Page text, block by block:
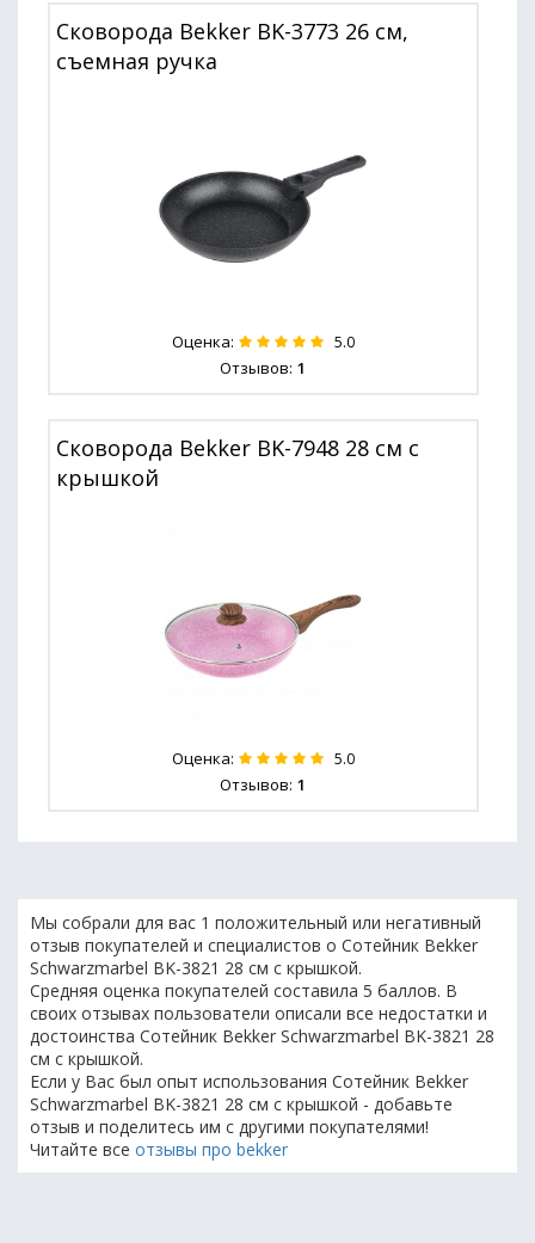
Сковорода Bekker BK-3773 26 см,
съемная ручка
Оценка: 5.0
Отзывов: 1
Сковорода Bekker BK-7948 28 см с
крышкой
Оценка: 5.0
Отзывов: 1
Мы собрали для вас 1 положительный или негативный
отзыв покупателей и специалистов о Сотейник Bekker
Schwarzmarbel BK-3821 28 см с крышкой.
Средняя оценка покупателей составила 5 баллов. В
своих отзывах пользователи описали все недостатки и
достоинства Сотейник Bekker Schwarzmarbel BK-3821 28
см с крышкой.
Если у Вас был опыт использования Сотейник Bekker
Schwarzmarbel BK-3821 28 см с крышкой - добавьте
отзыв и поделитесь им с другими покупателями!
Читайте все отзывы про bekker